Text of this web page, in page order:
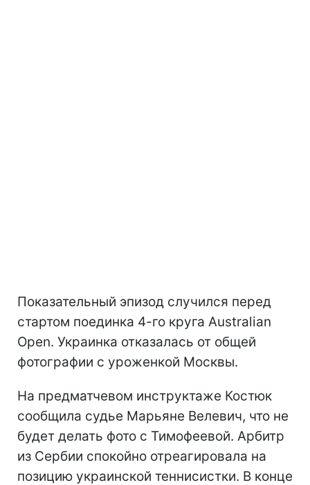
Показательный эпизод случился перед
стартом поединка 4-го круга Australian
Open. Украинка отказалась от общей
фотографии с уроженкой Москвы.
На предматчевом инструктаже Костюк
сообщила судье Марьяне Велевич, что не
будет делать фото с Тимофеевой. Арбитр
из Сербии спокойно отреагировала на
позицию украинской теннисистки. В конце